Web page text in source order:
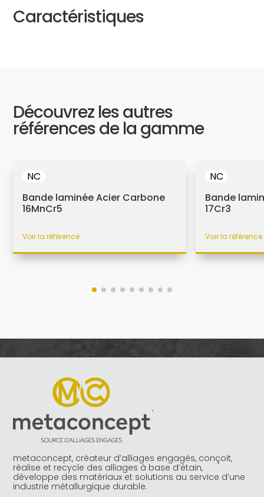
Caractéristiques
Découvrez les autres
références de la gamme
NC
Bande laminée Acier Carbone
16MnCr5
Voir la référence
NC
Bande
17Cr3
Voir la référence
metaconcept, créateur d’alliages engagés, conçoit,
réalise et recycle des alliages à base d’étain,
développe des matériaux et solutions au service d’une
industrie métallurgique durable.